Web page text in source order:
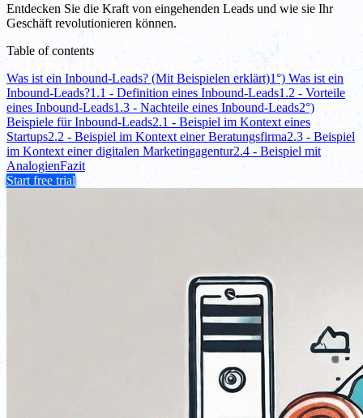
Entdecken Sie die Kraft von eingehenden Leads und wie sie Ihr
Geschäft revolutionieren können.
Table of contents
Was ist ein Inbound-Leads? (Mit Beispielen erklärt)1°) Was ist ein
Inbound-Leads?1.1 - Definition eines Inbound-Leads1.2 - Vorteile
eines Inbound-Leads1.3 - Nachteile eines Inbound-Leads2°)
Beispiele für Inbound-Leads2.1 - Beispiel im Kontext eines
Startups2.2 - Beispiel im Kontext einer Beratungsfirma2.3 - Beispiel
im Kontext einer digitalen Marketingagentur2.4 - Beispiel mit
AnalogienFazit
Start free trial